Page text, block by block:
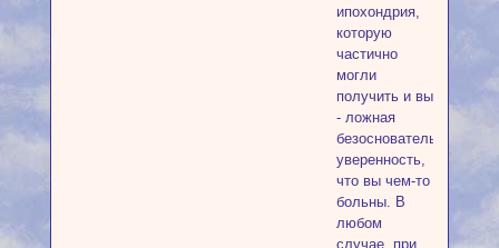
ипохондрия,
которую
частично
могли
получить и вы
- ложная
безосновательная
уверенность,
что вы чем-то
больны. В
любом
случае, при